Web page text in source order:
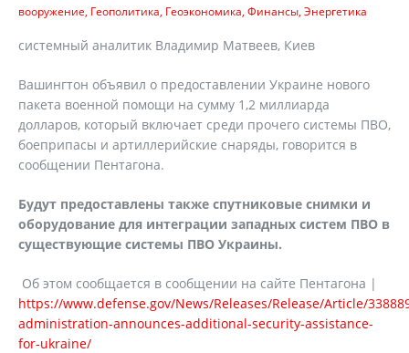
вооружение Геополитика Геоэкономика Финансы Энергетика
системный аналитик Владимир Матвеев, Киев
Вашингтон объявил о предоставлении Украине нового
пакета военной помощи на сумму 1,2 миллиарда
долларов, который включает среди прочего системы ПВО,
боеприпасы и артиллерийские снаряды, говорится в
сообщении Пентагона.
Будут предоставлены также спутниковые снимки и
оборудование для интеграции западных систем ПВО в
существующие системы ПВО Украины.
Об этом сообщается в сообщении на сайте Пентагона |
https://www.defense.gov/News/Releases/Release/Article/
administration-announces-additional-security-assistance-
for-ukraine/